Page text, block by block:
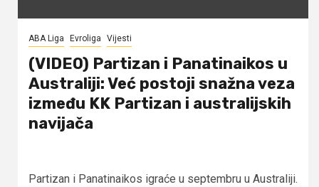
ABA Liga Evroliga Vijesti
(VIDEO) Partizan i Panatinaikos u
Australiji: Već postoji snažna veza
između KK Partizan i australijskih
navijača
Partizan i Panatinaikos igraće u septembru u Australiji.